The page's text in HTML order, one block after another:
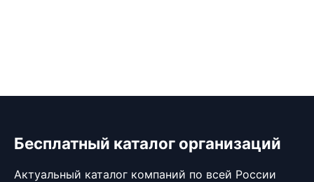
Бесплатный каталог организаций
Актуальный каталог компаний по всей России